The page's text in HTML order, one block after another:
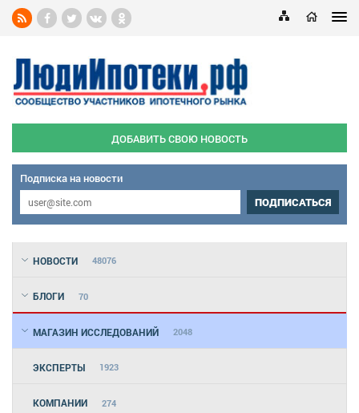
ДОБАВИТЬ СВОЮ НОВОСТЬ
Подписка на новости
ПОДПИСАТЬСЯ
НОВОСТИ 48076
БЛОГИ 70
МАГАЗИН ИССЛЕДОВАНИЙ 2048
ЭКСПЕРТЫ 1923
КОМПАНИИ 274